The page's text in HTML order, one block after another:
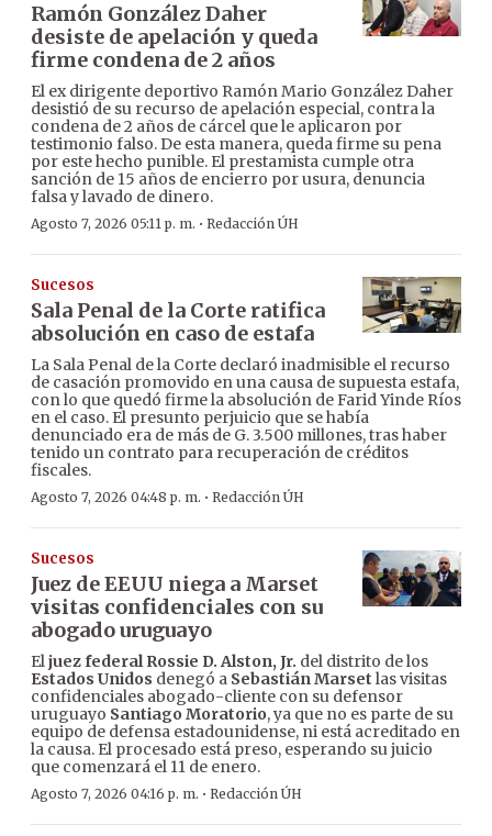
Ramón González Daher
desiste de apelación y queda
firme condena de 2 años
El ex dirigente deportivo Ramón Mario González Daher
desistió de su recurso de apelación especial, contra la
condena de 2 años de cárcel que le aplicaron por
testimonio falso. De esta manera, queda firme su pena
por este hecho punible. El prestamista cumple otra
sanción de 15 años de encierro por usura, denuncia
falsa y lavado de dinero.
Agosto 7, 2026 05:11 p. m. · Redacción ÚH
Sucesos
Sala Penal de la Corte ratifica
absolución en caso de estafa
La Sala Penal de la Corte declaró inadmisible el recurso
de casación promovido en una causa de supuesta estafa,
con lo que quedó firme la absolución de Farid Yinde Ríos
en el caso. El presunto perjuicio que se había
denunciado era de más de G. 3.500 millones, tras haber
tenido un contrato para recuperación de créditos
fiscales.
Agosto 7, 2026 04:48 p. m. · Redacción ÚH
Sucesos
Juez de EEUU niega a Marset
visitas confidenciales con su
abogado uruguayo
Eljuez federal Rossie D. Alston, Jr. del distrito de los
Estados Unidos denegó a Sebastián Marset las visitas
confidenciales abogado-cliente con su defensor
uruguayo Santiago Moratorio, ya que no es parte de su
equipo de defensa estadounidense, ni está acreditado en
la causa. El procesado está preso, esperando su juicio
que comenzará el 11 de enero.
Agosto 7, 2026 04:16 p. m. · Redacción ÚH